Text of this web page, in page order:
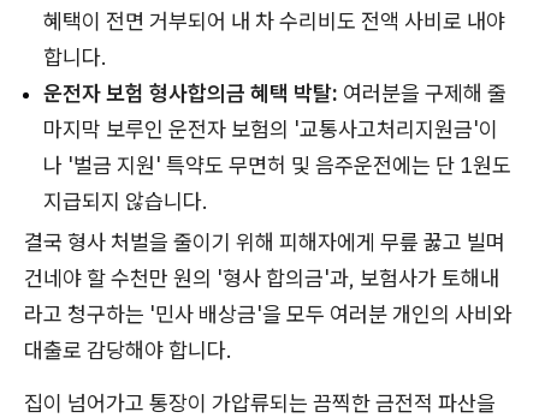
혜택이 전면 거부되어 내 차 수리비도 전액 사비로 내야
합니다.
운전자 보험 형사합의금 혜택 박탈: 여러분을 구제해 줄
마지막 보루인 운전자 보험의 '교통사고처리지원금'이
나 '벌금 지원' 특약도 무면허 및 음주운전에는 단 1원도
지급되지 않습니다.
결국 형사 처벌을 줄이기 위해 피해자에게 무릎 꿇고 빌며
건네야 할 수천만 원의 '형사 합의금'과, 보험사가 토해내
라고 청구하는 '민사 배상금'을 모두 여러분 개인의 사비와
대출로 감당해야 합니다.
집이 넘어가고 통장이 가압류되는 끔찍한 금전적 파산을